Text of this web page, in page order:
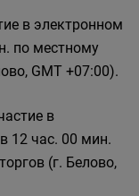
в электронном
по местному
GMT +07:00).
в
12 час. 00 мин.
(г. Белово,